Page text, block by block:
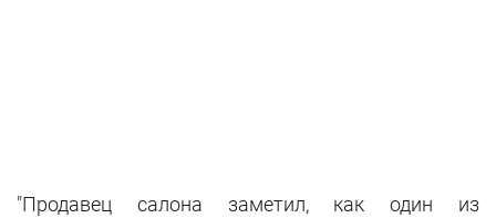
"Продавец салона заметил, как один из